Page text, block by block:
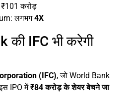
करोड़
लगभग4X
की IFC भी करेगी
(IFC), जो World Bank
IPO में₹84 करोड़ के शेयर बेचने जा